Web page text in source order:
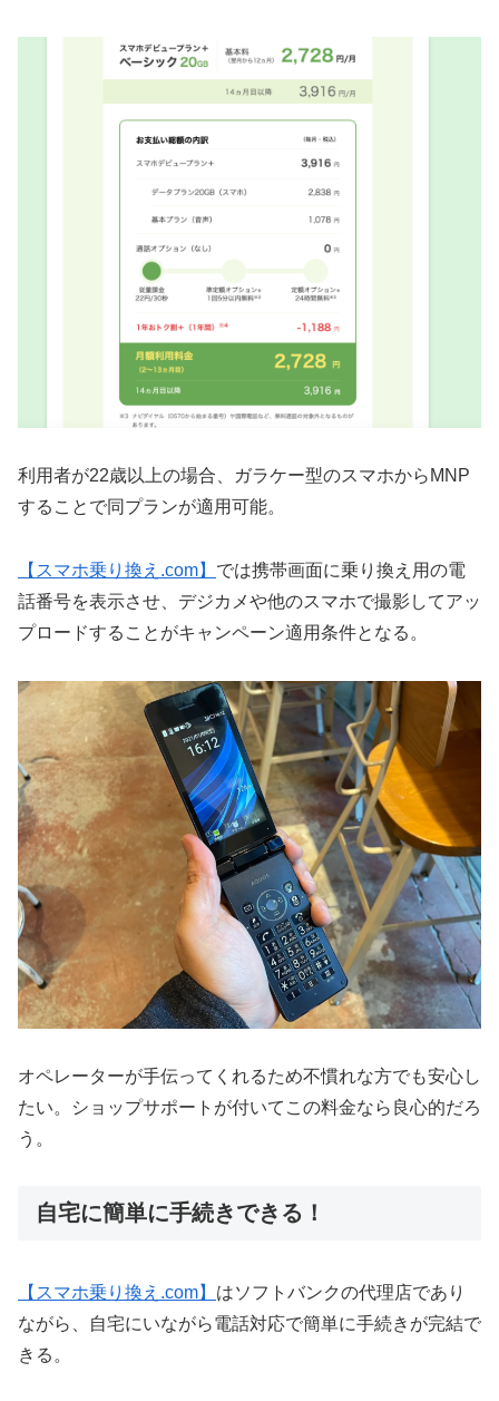
利用者が22歳以上の場合、ガラケー型のスマホからMNP
することで同プランが適用可能。
【スマホ乗り換え.com】 では携帯画面に乗り換え用の電
話番号を表示させ、デジカメや他のスマホで撮影してアッ
プロードすることがキャンペーン適用条件となる。
オペレーターが手伝ってくれるため不慣れな方でも安心し
たい。ショップサポートが付いてこの料金なら良心的だろ
う。
自宅に簡単に手続きできる！
【スマホ乗り換え.com】 はソフトバンクの代理店であり
ながら、自宅にいながら電話対応で簡単に手続きが完結で
きる。